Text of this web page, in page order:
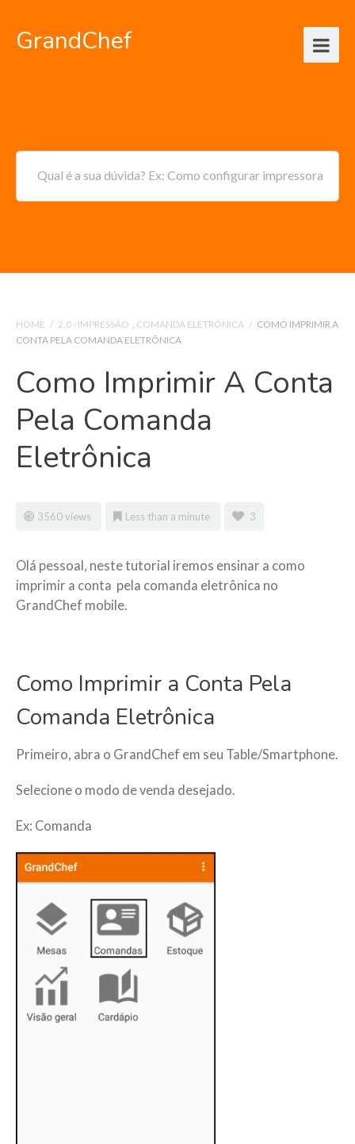
GrandChef
Qual é a sua dúvida? Ex: Como configurar impressora
HOME / 2.0 - IMPRESSÃO , COMANDA ELETRÔNICA / COMO IMPRIMIR A
CONTA PELA COMANDA ELETRÔNICA
Como Imprimir A Conta
Pela Comanda
Eletrônica
3560 views Less than a minute 3
Olá pessoal, neste tutorial iremos ensinar a como
imprimir a conta pela comanda eletrônica no
GrandChef mobile.
Como Imprimir a Conta Pela
Comanda Eletrônica
Primeiro, abra o GrandChef em seu Table/Smartphone.
Selecione o modo de venda desejado.
Ex: Comanda